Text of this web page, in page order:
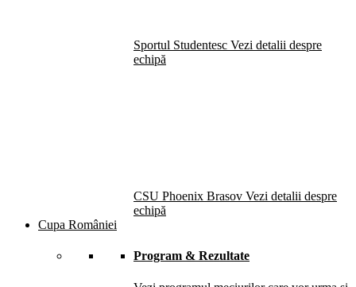
Sportul Studentesc Vezi detalii despre
echipă
CSU Phoenix Brasov Vezi detalii despre
echipă
Cupa României
Program & Rezultate